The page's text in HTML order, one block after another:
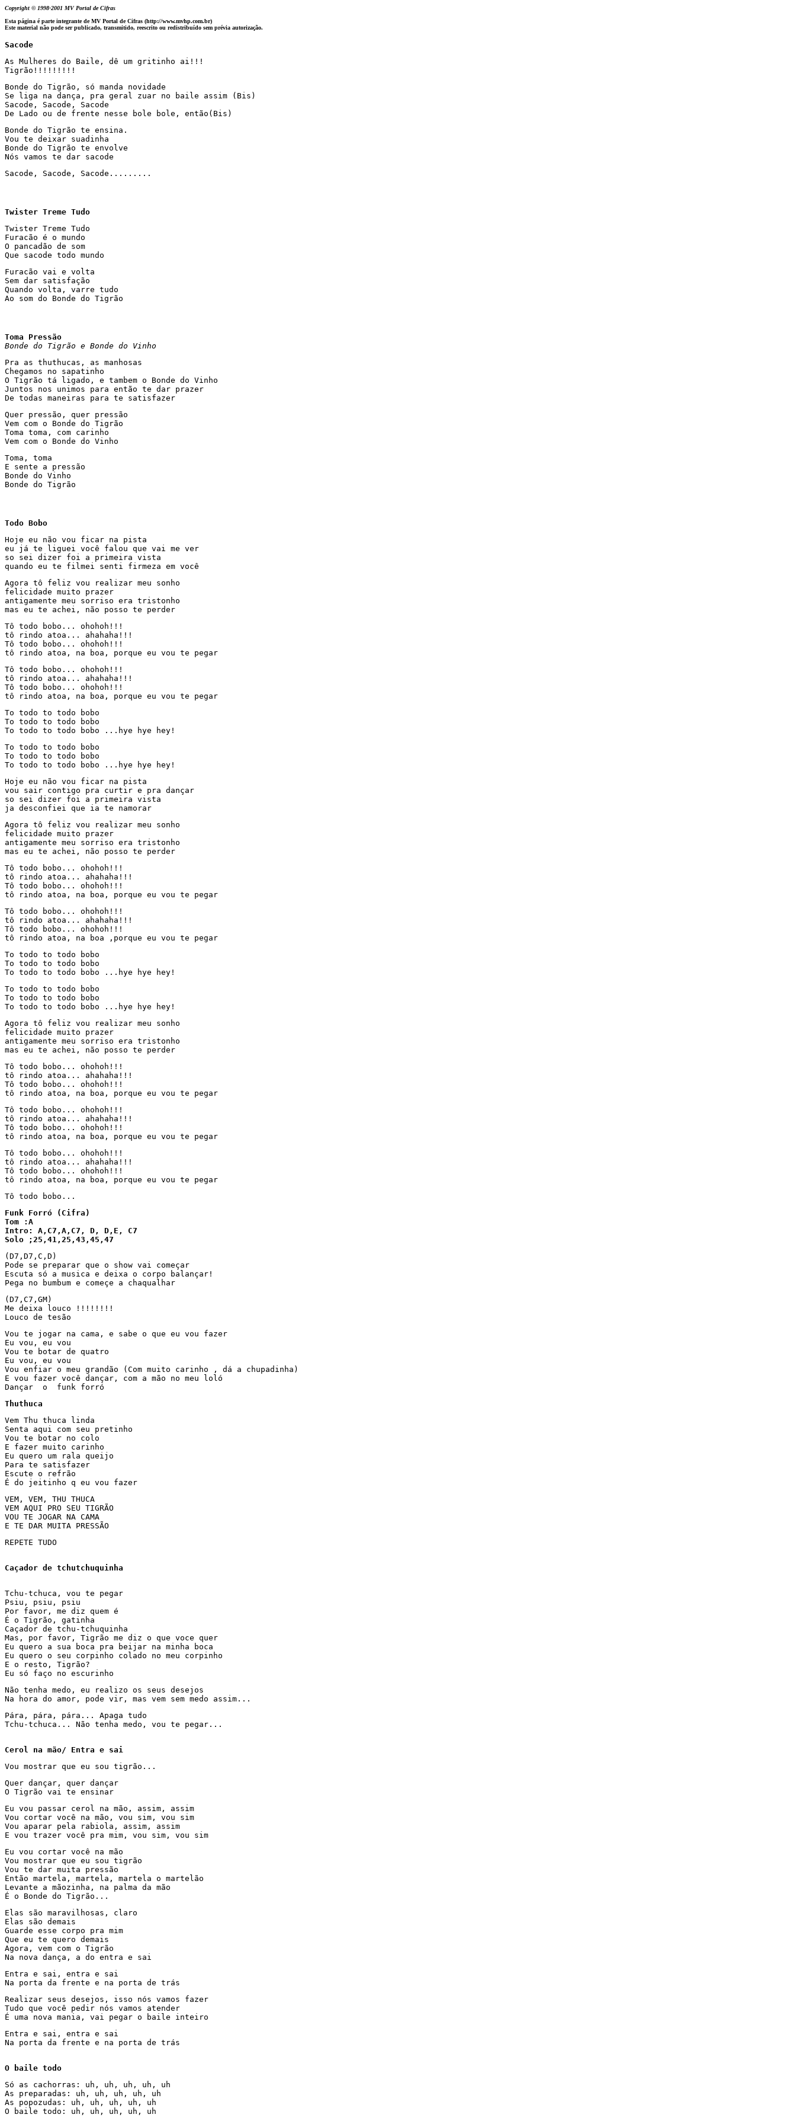
Copyright © 1998-2001 MV Portal de Cifras
Esta página é parte integrante de MV Portal de Cifras (http://www.mvhp.com.br)
Este material não pode ser publicado, transmitido, reescrito ou redistribuído sem prévia autorização.
Sacode
As Mulheres do Baile, dê um gritinho ai!!!
Tigrão!!!!!!!!!
Bonde do Tigrão, só manda novidade
Se liga na dança, pra geral zuar no baile assim (Bis)
Sacode, Sacode, Sacode
De Lado ou de frente nesse bole bole, então(Bis)
Bonde do Tigrão te ensina.
Vou te deixar suadinha
Bonde do Tigrão te envolve
Nós vamos te dar sacode
Sacode, Sacode, Sacode.........
Twister Treme Tudo
Twister Treme Tudo
Furacão é o mundo
O pancadão de som
Que sacode todo mundo
Furacão vai e volta
Sem dar satisfação
Quando volta, varre tudo
Ao som do Bonde do Tigrão
Toma Pressão
Bonde do Tigrão e Bonde do Vinho
Pra as thuthucas, as manhosas
Chegamos no sapatinho
O Tigrão tá ligado, e tambem o Bonde do Vinho
Juntos nos unimos para então te dar prazer
De todas maneiras para te satisfazer
Quer pressão, quer pressão
Vem com o Bonde do Tigrão
Toma toma, com carinho
Vem com o Bonde do Vinho
Toma, toma
E sente a pressão
Bonde do Vinho
Bonde do Tigrão
Todo Bobo
Hoje eu não vou ficar na pista
eu já te liguei você falou que vai me ver
so sei dizer foi a primeira vista
quando eu te filmei senti firmeza em você
Agora tô feliz vou realizar meu sonho
felicidade muito prazer
antigamente meu sorriso era tristonho
mas eu te achei, não posso te perder
Tô todo bobo... ohohoh!!!
tô rindo atoa... ahahaha!!!
Tô todo bobo... ohohoh!!!
tô rindo atoa, na boa, porque eu vou te pegar
Tô todo bobo... ohohoh!!!
tô rindo atoa... ahahaha!!!
Tô todo bobo... ohohoh!!!
tô rindo atoa, na boa, porque eu vou te pegar
To todo to todo bobo
To todo to todo bobo
To todo to todo bobo ...hye hye hey!
To todo to todo bobo
To todo to todo bobo
To todo to todo bobo ...hye hye hey!
Hoje eu não vou ficar na pista
vou sair contigo pra curtir e pra dançar
so sei dizer foi a primeira vista
ja desconfiei que ia te namorar
Agora tô feliz vou realizar meu sonho
felicidade muito prazer
antigamente meu sorriso era tristonho
mas eu te achei, não posso te perder
Tô todo bobo... ohohoh!!!
tô rindo atoa... ahahaha!!!
Tô todo bobo... ohohoh!!!
tô rindo atoa, na boa, porque eu vou te pegar
Tô todo bobo... ohohoh!!!
tô rindo atoa... ahahaha!!!
Tô todo bobo... ohohoh!!!
tô rindo atoa, na boa ,porque eu vou te pegar
To todo to todo bobo
To todo to todo bobo
To todo to todo bobo ...hye hye hey!
To todo to todo bobo
To todo to todo bobo
To todo to todo bobo ...hye hye hey!
Agora tô feliz vou realizar meu sonho
felicidade muito prazer
antigamente meu sorriso era tristonho
mas eu te achei, não posso te perder
Tô todo bobo... ohohoh!!!
tô rindo atoa... ahahaha!!!
Tô todo bobo... ohohoh!!!
tô rindo atoa, na boa, porque eu vou te pegar
Tô todo bobo... ohohoh!!!
tô rindo atoa... ahahaha!!!
Tô todo bobo... ohohoh!!!
tô rindo atoa, na boa, porque eu vou te pegar
Tô todo bobo... ohohoh!!!
tô rindo atoa... ahahaha!!!
Tô todo bobo... ohohoh!!!
tô rindo atoa, na boa, porque eu vou te pegar
Funk Forró (Cifra)
Tom :A
Intro: A,C7,A,C7, D, D,E, C7
Solo ;25,41,25,43,45,47
(D7,D7,C,D)
Pode se preparar que o show vai começar
Escuta só a musica e deixa o corpo balançar!
Pega no bumbum e começe a chaqualhar
(D7,C7,GM)
Me deixa louco !!!!!!!!
Louco de tesão
Vou te jogar na cama, e sabe o que eu vou fazer
Eu vou, eu vou
Vou te botar de quatro
Eu vou, eu vou
Vou enfiar o meu grandão (Com muito carinho , dá a chupadinha)
E vou fazer você dançar, com a mão no meu loló
Dançar  o  funk forró
Thuthuca
Vem Thu thuca linda
Senta aqui com seu pretinho
Vou te botar no colo
E fazer muito carinho
Eu quero um rala queijo
Para te satisfazer
Escute o refrão
É do jeitinho q eu vou fazer
VEM, VEM, THU THUCA
VEM AQUI PRO SEU TIGRÃO
VOU TE JOGAR NA CAMA
E TE DAR MUITA PRESSÃO
REPETE TUDO
Caçador de tchutchuquinha
Tchu-tchuca, vou te pegar
Psiu, psiu, psiu
Por favor, me diz quem é
É o Tigrão, gatinha
Caçador de tchu-tchuquinha
Mas, por favor, Tigrão me diz o que voce quer
Eu quero a sua boca pra beijar na minha boca
Eu quero o seu corpinho colado no meu corpinho
E o resto, Tigrão?
Eu só faço no escurinho
Não tenha medo, eu realizo os seus desejos
Na hora do amor, pode vir, mas vem sem medo assim...
Pára, pára, pára... Apaga tudo
Tchu-tchuca... Não tenha medo, vou te pegar...
Cerol na mão/ Entra e sai
Vou mostrar que eu sou tigrão...
Quer dançar, quer dançar
O Tigrão vai te ensinar
Eu vou passar cerol na mão, assim, assim
Vou cortar você na mão, vou sim, vou sim
Vou aparar pela rabiola, assim, assim
E vou trazer você pra mim, vou sim, vou sim
Eu vou cortar você na mão
Vou mostrar que eu sou tigrão
Vou te dar muita pressão
Então martela, martela, martela o martelão
Levante a mãozinha, na palma da mão
É o Bonde do Tigrão...
Elas são maravilhosas, claro
Elas são demais
Guarde esse corpo pra mim
Que eu te quero demais
Agora, vem com o Tigrão
Na nova dança, a do entra e sai
Entra e sai, entra e sai
Na porta da frente e na porta de trás
Realizar seus desejos, isso nós vamos fazer
Tudo que você pedir nós vamos atender
É uma nova mania, vai pegar o baile inteiro
Entra e sai, entra e sai
Na porta da frente e na porta de trás
O baile todo
Só as cachorras: uh, uh, uh, uh, uh
As preparadas: uh, uh, uh, uh, uh
As popozudas: uh, uh, uh, uh, uh
O baile todo: uh, uh, uh, uh, uh